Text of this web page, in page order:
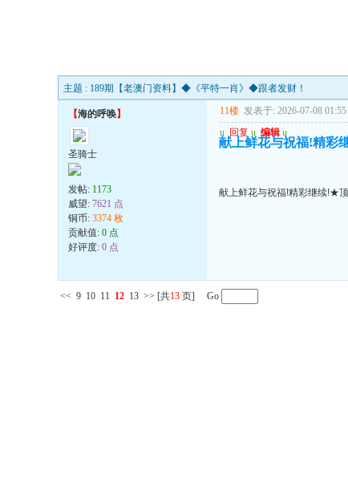
主题 : 189期【老澳门资料】◆《平特一肖》◆跟者发财！
【海的呼唤】
圣骑士
发帖: 1173
威望: 7621 点
铜币: 3374 枚
贡献值: 0 点
好评度: 0 点
11楼 发表于: 2026-07-08 01:55
u 回复 u 编辑 u
献上鲜花与祝福!精彩
献上鲜花与祝福!精彩继续!★顶
<< 9 10 11 12 13 >> [共13 页] Go